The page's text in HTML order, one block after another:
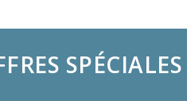
SPÉCIALES